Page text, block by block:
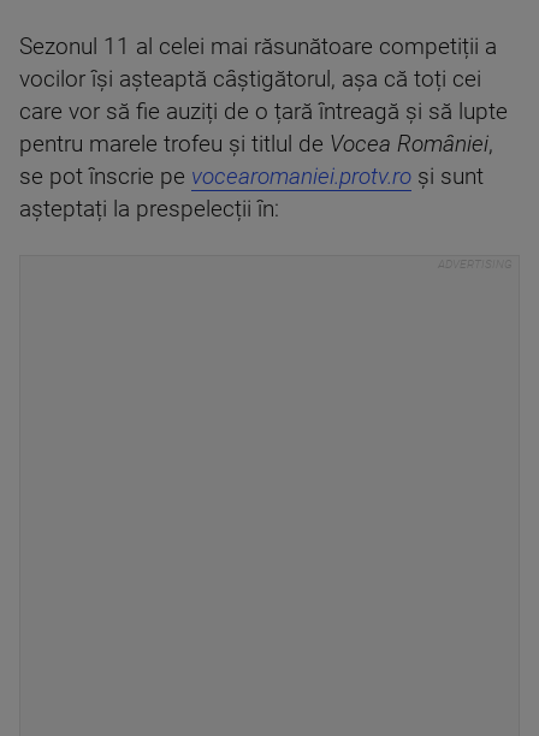
Sezonul 11 al celei mai răsunătoare competiții a
vocilor își așteaptă câștigătorul, așa că toți cei
care vor să fie auziți de o țară întreagă și să lupte
pentru marele trofeu și titlul de Vocea României,
se pot înscrie pe vocearomaniei.protv.ro și sunt
așteptați la prespelecții în: